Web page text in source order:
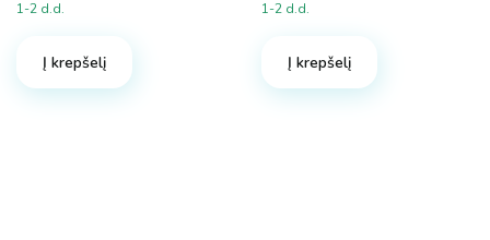
1-2 d.d.
Į krepšelį
1-2 d.d.
Į krepšelį